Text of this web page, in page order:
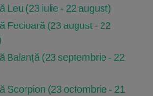
Leu (23 iulie - 22 august)
Fecioară (23 august - 22
Balanță (23 septembrie - 22
Scorpion (23 octombrie - 21